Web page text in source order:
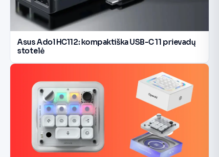
Asus Adol HC112: kompaktiška USB-C 11 prievadų
stotelė